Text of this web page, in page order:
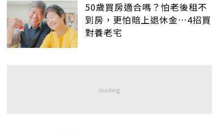
50歲買房適合嗎？怕老後租不
到房，更怕賠上退休金…4招買
對養老宅